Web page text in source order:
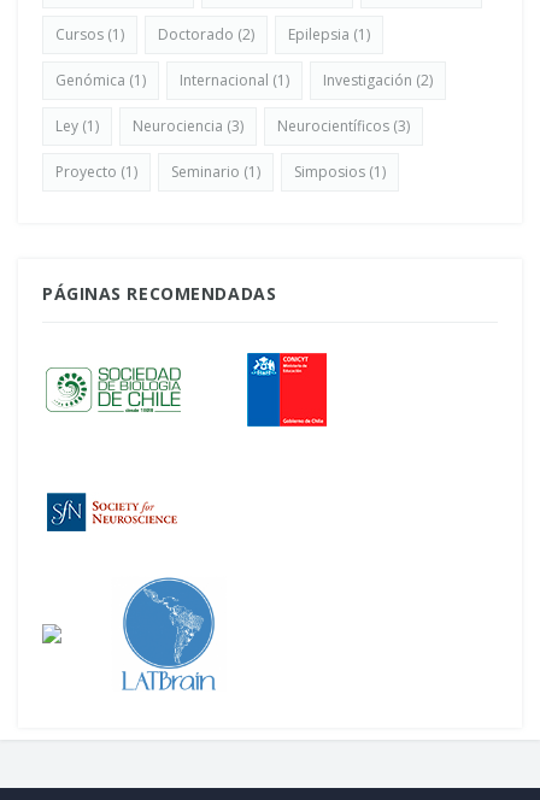
Cursos (1) Doctorado (2) Epilepsia (1)
Genómica (1) Internacional (1) Investigación (2)
Ley (1) Neurociencia (3) Neurocientíficos (3)
Proyecto (1) Seminario (1) Simposios (1)
PÁGINAS RECOMENDADAS